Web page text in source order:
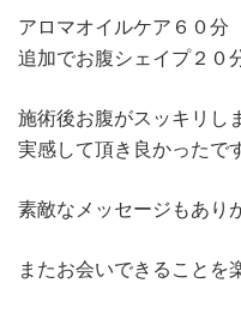
アロマオイルケア６０分
追加でお腹シェイプ２０
施術後お腹がスッキリしま
実感して頂き良かったで
素敵なメッセージもあり
またお会いできることを